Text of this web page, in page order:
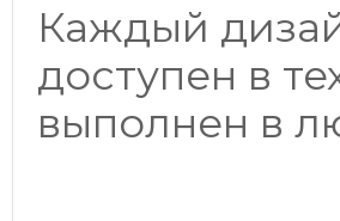
Каждый
доступен в
выполнен в